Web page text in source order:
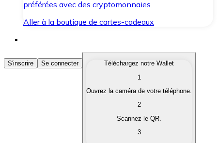
préférées avec des cryptomonnaies.
Aller à la boutique de cartes-cadeaux
Acheter des Cryptomonnaies
Achetez les cryptomonnaies qui vous intéressent
Convertissez vos cryptomonnaies en monnaie
S'inscrire Se connecter
Téléchargez notre Wallet
1
Ouvrez la caméra de votre téléphone.
2
Scannez le QR.
3